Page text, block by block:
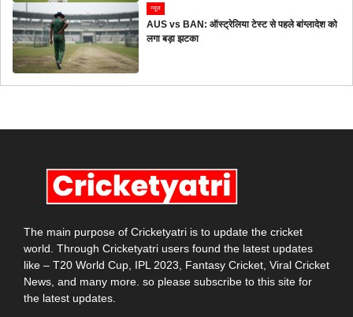
न्यूज
AUS vs BAN: ऑस्ट्रेलिया टेस्ट से पहले बांग्लादेश को
लगा बड़ा झटका
The main purpose of Cricketyatri is to update the cricket
world. Through Cricketyatri users found the latest updates
like – T20 World Cup, IPL 2023, Fantasy Cricket, Viral Cricket
News, and many more. so please subscribe to this site for
the latest updates.